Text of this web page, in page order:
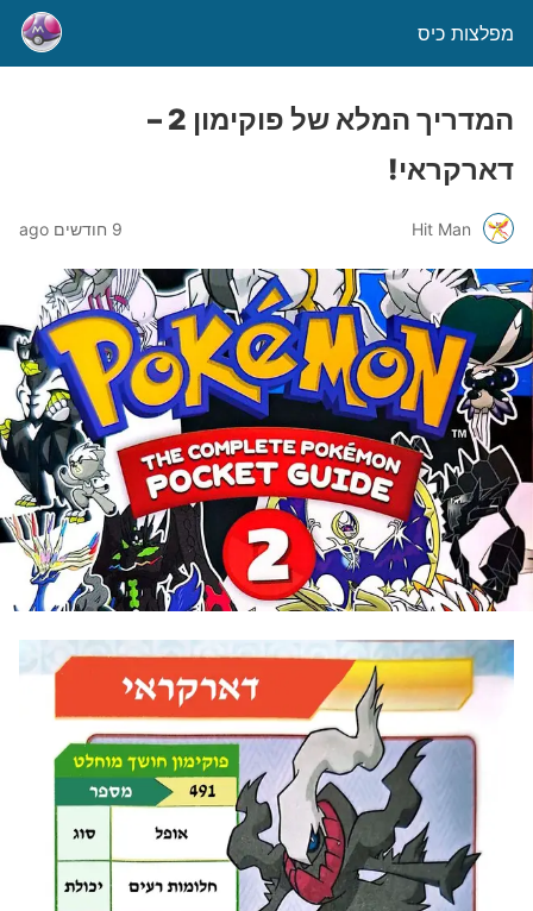
מפלצות כיס
המדריך המלא של פוקימון 2 –
דארקראי!
Hit Man 9 חודשים ago